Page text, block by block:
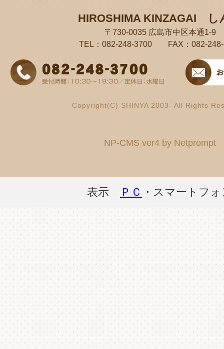
HIROSHIMA KINZAGAI し
〒730-0035 広島市中区本通1-9
TEL：082-248-3700 FAX：082-248-
Copyright(C) SHINYA 2003- All Rights
NP-CMS ver4 by Netprompt
表示 ＰＣ ・スマートフ